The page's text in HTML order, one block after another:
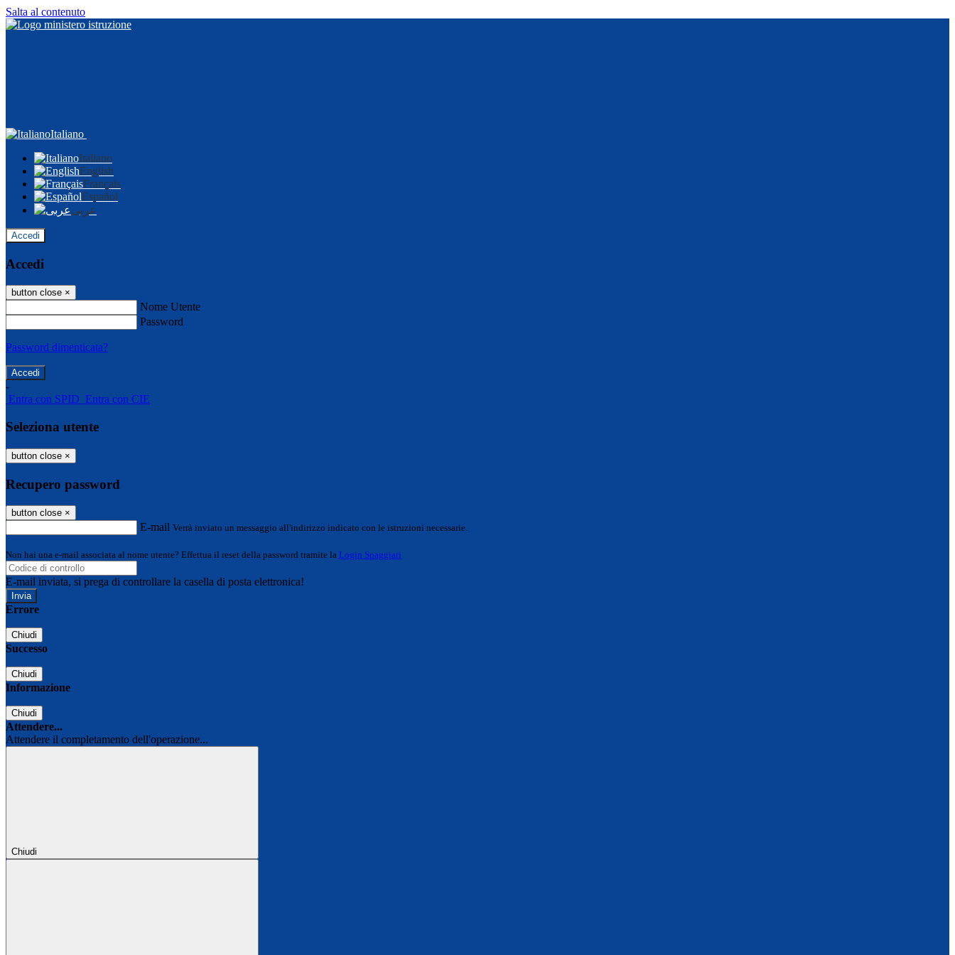
Salta al contenuto
Italiano
Italiano
English
Français
Español
عربى
Accedi
Accedi
button close ×
Nome Utente
Password
Password dimenticata?
-
Entra con SPID Entra con CIE
Seleziona utente
button close ×
Recupero password
button close ×
E-mail Verrà inviato un messaggio all'indirizzo indicato con le istruzioni necessarie.
Non hai una e-mail associata al nome utente? Effettua il reset della password tramite la Login Spaggiari
E-mail inviata, si prega di controllare la casella di posta elettronica!
Errore
Chiudi
Successo
Chiudi
Informazione
Chiudi
Attendere...
Attendere il completamento dell'operazione...
Chiudi